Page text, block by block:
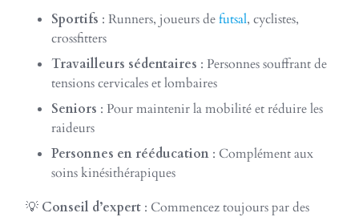
Sportifs : Runners, joueurs defutsal, cyclistes,
crossfitters
Travailleurs sédentaires : Personnes souffrant de
tensions cervicales et lombaires
Seniors : Pour maintenir la mobilité et réduire les
raideurs
Personnes en rééducation : Complément aux
soins kinésithérapiques
💡 Conseil d’expert : Commencez toujours par des